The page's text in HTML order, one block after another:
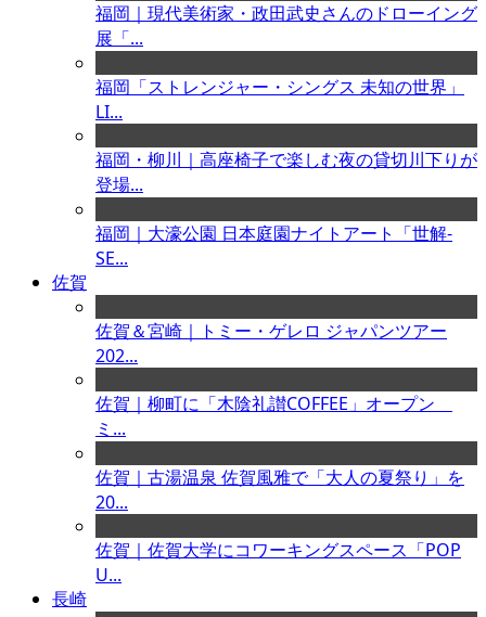
福岡｜現代美術家・政田武史さんのドローイング
展「...
福岡「ストレンジャー・シングス 未知の世界」
LI...
福岡・柳川｜高座椅子で楽しむ夜の貸切川下りが
登場...
福岡｜大濠公園 日本庭園ナイトアート「世解-
SE...
佐賀
佐賀＆宮崎｜トミー・ゲレロ ジャパンツアー
202...
佐賀｜柳町に「木陰礼讃COFFEE」オープン
ミ...
佐賀｜古湯温泉 佐賀風雅で「大人の夏祭り」を
20...
佐賀｜佐賀大学にコワーキングスペース「POP
U...
長崎